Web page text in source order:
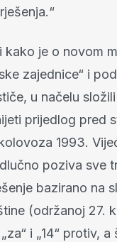
kako je o novom
zajednice“ i
u načelu
prijedlog pred
1993.
poziva sve
bazirano na
(održanoj 27.
i „14“ protiv,